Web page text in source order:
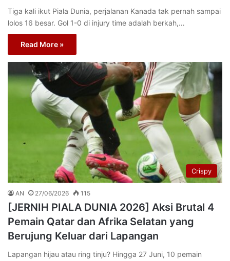
Tiga kali ikut Piala Dunia, perjalanan Kanada tak pernah sampai
lolos 16 besar. Gol 1-0 di injury time adalah berkah,…
Read More »
Crispy
AN 27/06/2026 115
[JERNIH PIALA DUNIA 2026] Aksi Brutal 4
Pemain Qatar dan Afrika Selatan yang
Berujung Keluar dari Lapangan
Lapangan hijau atau ring tinju? Hingga 27 Juni, 10 pemain